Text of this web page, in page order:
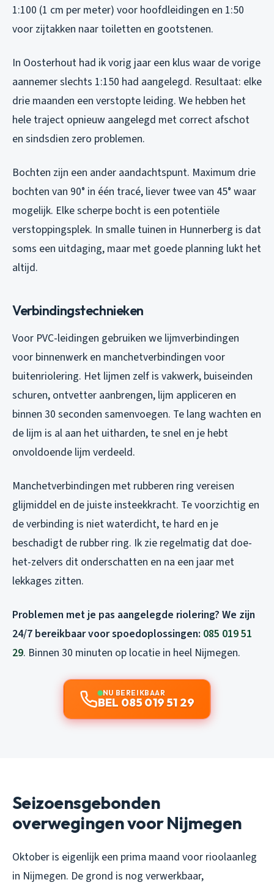
1:100 (1 cm per meter) voor hoofdleidingen en 1:50
voor zijtakken naar toiletten en gootstenen.
In Oosterhout had ik vorig jaar een klus waar de vorige
aannemer slechts 1:150 had aangelegd. Resultaat: elke
drie maanden een verstopte leiding. We hebben het
hele traject opnieuw aangelegd met correct afschot
en sindsdien zero problemen.
Bochten zijn een ander aandachtspunt. Maximum drie
bochten van 90° in één tracé, liever twee van 45° waar
mogelijk. Elke scherpe bocht is een potentiële
verstoppingsplek. In smalle tuinen in Hunnerberg is dat
soms een uitdaging, maar met goede planning lukt het
altijd.
Verbindingstechnieken
Voor PVC-leidingen gebruiken we lijmverbindingen
voor binnenwerk en manchetverbindingen voor
buitenriolering. Het lijmen zelf is vakwerk, buiseinden
schuren, ontvetter aanbrengen, lijm appliceren en
binnen 30 seconden samenvoegen. Te lang wachten en
de lijm is al aan het uitharden, te snel en je hebt
onvoldoende lijm verdeeld.
Manchetverbindingen met rubberen ring vereisen
glijmiddel en de juiste insteekkracht. Te voorzichtig en
de verbinding is niet waterdicht, te hard en je
beschadigt de rubber ring. Ik zie regelmatig dat doe-
het-zelvers dit onderschatten en na een jaar met
lekkages zitten.
Problemen met je pas aangelegde riolering? We zijn
24/7 bereikbaar voor spoedoplossingen: 085 019 51
29. Binnen 30 minuten op locatie in heel Nijmegen.
NU BEREIKBAAR
BEL 085 019 51 29
Seizoensgebonden
overwegingen voor Nijmegen
Oktober is eigenlijk een prima maand voor rioolaanleg
in Nijmegen. De grond is nog verwerkbaar,